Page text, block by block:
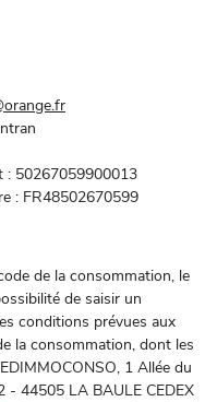
désinscrire à tout moment en
: 50267059900013
: FR48502670599
de la consommation, le
de saisir un
conditions prévues aux
la consommation, dont les
1 Allée du
- 44505 LA BAULE CEDEX